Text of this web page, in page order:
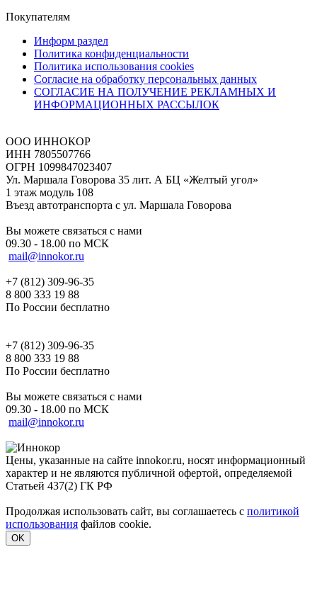
Покупателям
Информ раздел
Политика конфиденциальности
Политика использования cookies
Согласие на обработку персональных данных
СОГЛАСИЕ НА ПОЛУЧЕНИЕ РЕКЛАМНЫХ И
ИНФОРМАЦИОННЫХ РАССЫЛОК
ООО ИННОКОР
ИНН 7805507766
ОГРН 1099847023407
Ул. Маршала Говорова 35 лит. А БЦ «Желтый угол»
1 этаж модуль 108
Въезд автотранспорта с ул. Маршала Говорова
Вы можете связаться с нами
09.30 - 18.00 по МСК
mail@innokor.ru
+7 (812) 309-96-35
8 800 333 19 88
По России бесплатно
+7 (812) 309-96-35
8 800 333 19 88
По России бесплатно
Вы можете связаться с нами
09.30 - 18.00 по МСК
mail@innokor.ru
Цены, указанные на сайте innokor.ru, носят информационный
характер и не являются публичной офертой, определяемой
Статьей 437(2) ГК РФ
Продолжая использовать сайт, вы соглашаетесь с политикой
использования файлов cookie.
OK